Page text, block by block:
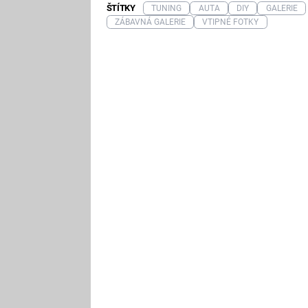
ŠTÍTKY TUNING AUTA DIY
GALERIE
ZÁBAVNÁ GALERIE
VTIPNÉ FOTKY